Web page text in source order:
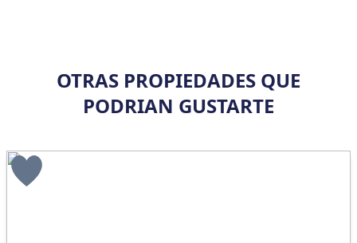
OTRAS PROPIEDADES QUE
PODRIAN GUSTARTE